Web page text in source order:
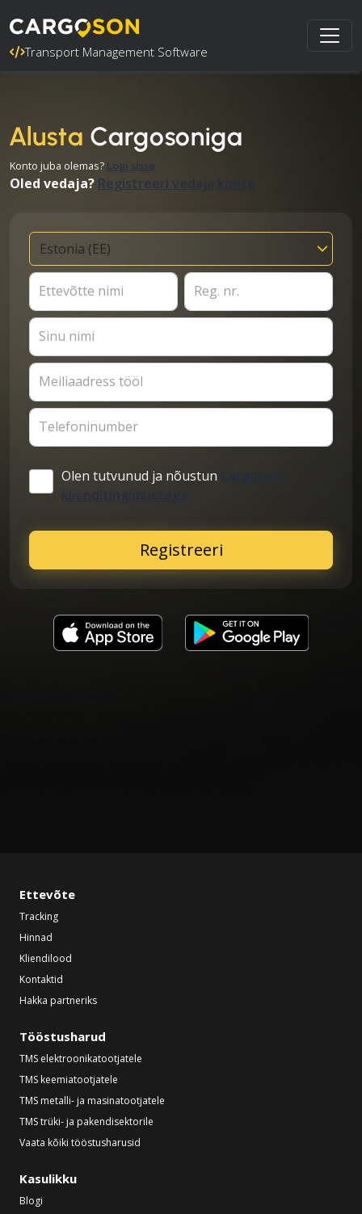
Transport Management Software
Alusta Cargosoniga
Konto juba olemas? Logi sisse
Oled vedaja? Registreeri vedaja konto
Ettevõtte nimi Reg. nr.
Sinu nimi
Meiliaadress tööl
Telefoninumber
Olen tutvunud ja nõustun
Registreeri
Ettevõte
Tracking
Hinnad
Kliendilood
Kontaktid
Hakka partneriks
Tööstusharud
TMS elektroonikatootjatele
TMS keemiatootjatele
TMS metalli- ja masinatootjatele
TMS trüki- ja pakendisektorile
Vaata kõiki tööstusharusid
Kasulikku
Blogi